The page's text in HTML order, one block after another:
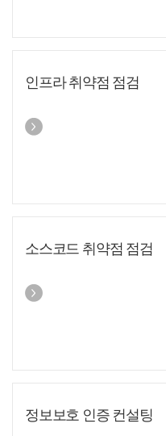
인프라 취약점 점검
소스코드 취약점 점검
정보보호 인증 컨설팅